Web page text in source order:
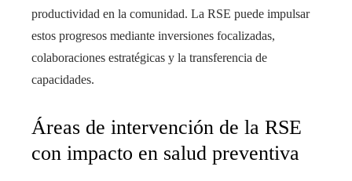
productividad en la comunidad. La RSE puede impulsar
estos progresos mediante inversiones focalizadas,
colaboraciones estratégicas y la transferencia de
capacidades.
Áreas de intervención de la RSE
con impacto en salud preventiva